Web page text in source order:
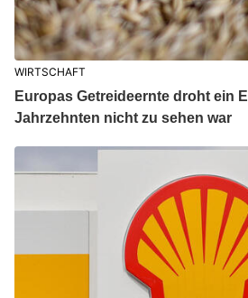
WIRTSCHAFT
Europas Getreideernte droht ein
Jahrzehnten nicht zu sehen war